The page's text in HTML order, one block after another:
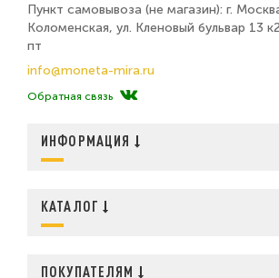
Пункт самовывоза (не магазин): г.
Коломенская, ул. Кленовый бульвар 13
пт
info@moneta-mira.ru
Обратная связь
ИНФОРМАЦИЯ
КАТАЛОГ
ПОКУПАТЕЛЯМ